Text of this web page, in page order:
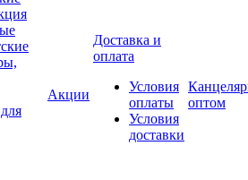
Акции
Доставка и
оплата
Условия
оплаты
Условия
доставки
оптом